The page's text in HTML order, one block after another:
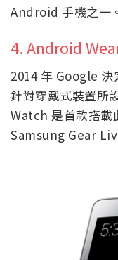
Android 手機之一。
4. Android
2014 年 Google
針對穿戴式裝置所
Watch 是首款搭載
Samsung Gear